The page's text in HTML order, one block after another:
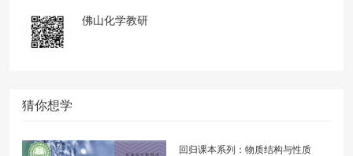
佛山化学教研
猜你想学
回归课本系列：物质结构与性质